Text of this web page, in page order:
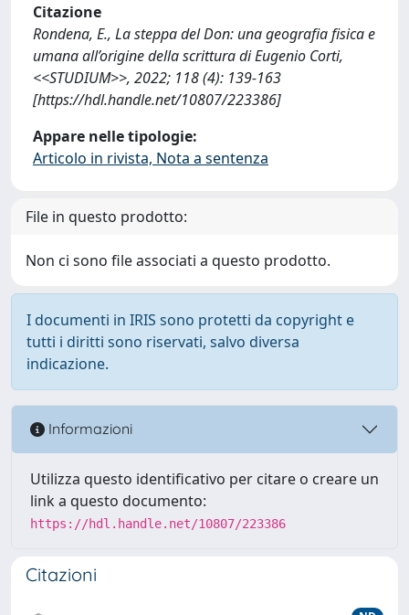
Citazione
Rondena, E., La steppa del Don: una geografia fisica e
umana all’origine della scrittura di Eugenio Corti,
<<STUDIUM>>, 2022; 118 (4): 139-163
[https://hdl.handle.net/10807/223386]
Appare nelle tipologie:
Articolo in rivista, Nota a sentenza
File in questo prodotto:
Non ci sono file associati a questo prodotto.
I documenti in IRIS sono protetti da copyright e
tutti i diritti sono riservati, salvo diversa
indicazione.
Informazioni
Utilizza questo identificativo per citare o creare un
link a questo documento:
https://hdl.handle.net/10807/223386
Citazioni